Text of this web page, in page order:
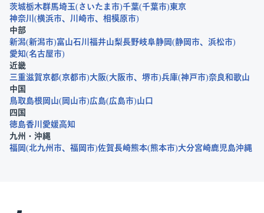
茨城栃木群馬埼玉 さいたま市 千葉 千葉市 東京
神奈川
横浜市 川崎市
相模原市
中部
新潟 新潟市 富山石川 福井山梨長野岐阜静岡 静岡市
浜松市
愛知 名古屋市
近畿
三重滋賀京都 京都市 大阪 大阪市 堺市 兵庫 神戸市 奈良和歌山
中国
鳥取 島根 岡山 岡山市 広島 広島市 山口
四国
徳島香川 愛媛高知
九州・沖縄
福岡 北九州市 福岡市 佐賀長崎熊本 熊本市 大分宮崎鹿児島沖縄